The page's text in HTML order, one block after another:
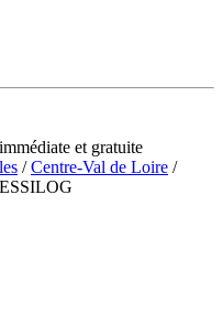
et gratuite
/Centre-Val de Loire /